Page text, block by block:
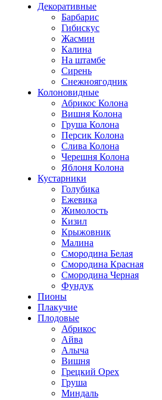
Декоративные
Барбарис
Гибискус
Жасмин
Калина
На штамбе
Сирень
Снежноягодник
Колоновидные
Абрикос Колона
Вишня Колона
Груша Колона
Персик Колона
Слива Колона
Черешня Колона
Яблоня Колона
Кустарники
Голубика
Ежевика
Жимолость
Кизил
Крыжовник
Малина
Смородина Белая
Смородина Красная
Смородина Черная
Фундук
Пионы
Плакучие
Плодовые
Абрикос
Айва
Алыча
Вишня
Грецкий Орех
Груша
Миндаль